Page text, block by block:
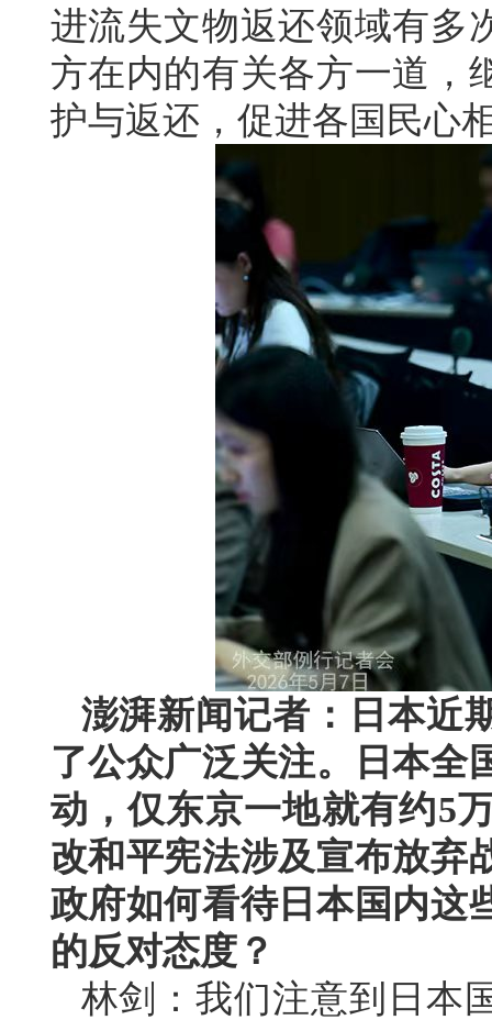
进流失文物返还领域有多
方在内的有关各方一道，
护与返还，促进各国民心
澎湃新闻记者：日本近
了公众广泛关注。日本全
动，仅东京一地就有约5
改和平宪法涉及宣布放弃
政府如何看待日本国内这
的反对态度？
林剑：我们注意到日本